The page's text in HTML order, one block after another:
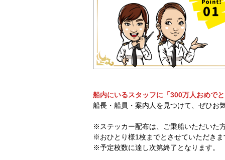
船内にいるスタッフに「300万人おめで
船長・船員・案内人を見つけて、ぜひお
※ステッカー配布は、ご乗船いただいた
※おひとり様1枚までとさせていただきま
※予定枚数に達し次第終了となります。